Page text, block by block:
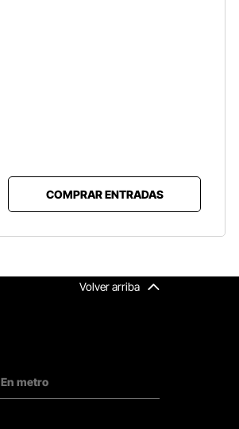
COMPRAR ENTRADAS
Volver arriba
En metro